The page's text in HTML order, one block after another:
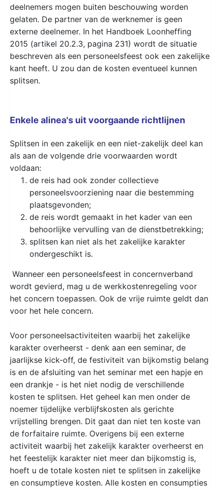
deelnemers mogen buiten beschouwing worden
gelaten. De partner van de werknemer is geen
externe deelnemer. In het Handboek Loonheffing
2015 (artikel 20.2.3, pagina 231) wordt de situatie
beschreven als een personeelsfeest ook een zakelijke
kant heeft. U zou dan de kosten eventueel kunnen
splitsen.
Enkele alinea's uit voorgaande richtlijnen
Splitsen in een zakelijk en een niet-zakelijk deel kan
als aan de volgende drie voorwaarden wordt
voldaan:
de reis had ook zonder collectieve
personeelsvoorziening naar die bestemming
plaatsgevonden;
de reis wordt gemaakt in het kader van een
behoorlijke vervulling van de dienstbetrekking;
splitsen kan niet als het zakelijke karakter
ondergeschikt is.
Wanneer een personeelsfeest in concernverband
wordt gevierd, mag u de werkkostenregeling voor
het concern toepassen. Ook de vrije ruimte geldt dan
voor het hele concern.
Voor personeelsactiviteiten waarbij het zakelijke
karakter overheerst - denk aan een seminar, de
jaarlijkse kick-off, de festiviteit van bijkomstig belang
is en de afsluiting van het seminar met een hapje en
een drankje - is het niet nodig de verschillende
kosten te splitsen. Het geheel kan men onder de
noemer tijdelijke verblijfskosten als gerichte
vrijstelling brengen. Dit gaat dan niet ten koste van
de forfaitaire ruimte. Overigens bij een externe
activiteit waarbij het zakelijk karakter overheerst en
het feestelijk karakter niet meer dan bijkomstig is,
hoeft u de totale kosten niet te splitsen in zakelijke
en consumptieve kosten. Alle kosten en consumpties